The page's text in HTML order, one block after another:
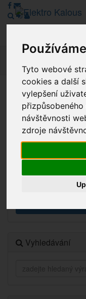
Tyto webové
cookies a další
vylepšení
návštěvnosti
zdroje
Vážení zákazníci, v
režimu Katalogu.
Děkujeme za
Výprodej
Vyhledávání